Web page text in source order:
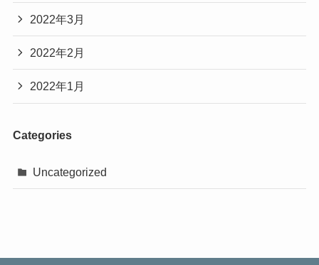
2022年3月
2022年2月
2022年1月
Categories
Uncategorized